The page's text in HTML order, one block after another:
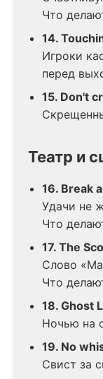
Что
14.
Игроки
перед
15. Don't
Театр и
16. Break
Удачи не
Что
17. The
Слово
Что
18. Ghost
Ночью на
19. No
Свист за